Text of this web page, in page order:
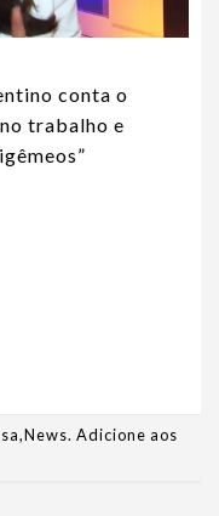
conta o
trabalho e
,News. Adicione aos